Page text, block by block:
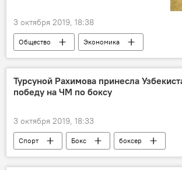
3 октября 2019, 18:38
Общество
Экономика
В Узбекистане
зерновые
Правительство Узбекистана
фермер
цены
Турсуной Рахимова принесла
победу на ЧМ по боксу
3 октября 2019, 18:33
Спорт Бокс
боксер
чемпионат мира по боксу
победа